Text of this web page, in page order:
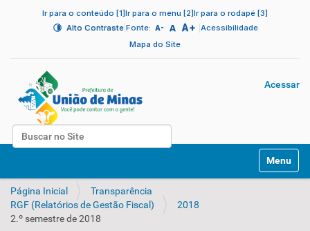
Ir para o conteúdo [1]Ir para o menu [2]Ir para o rodapé [3]
Alto Contraste| Fonte: A- A A+ Acessibilidade
Mapa do Site
Busca
Acessar
v
Toggle
Página Inicial
Transparência
RGF (Relatórios de Gestão Fiscal)
2018
2.º semestre de 2018